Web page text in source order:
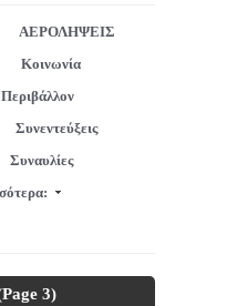
ΑΕΡΟΛΗΨΕΙΣ
Κοινωνία
Περιβάλλον
Συνεντεύξεις
Συναυλίες
3)